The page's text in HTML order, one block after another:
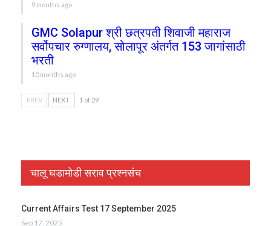
9 months ago
GMC Solapur श्री छत्रपती शिवाजी महाराज
सर्वोपचार रुग्णालय, सोलापूर अंतर्गत 153 जागांसाठी
भरती
10 months ago
PREV NEXT 1 of 29
चालू घडामोडी सराव प्रश्नसंच
Current Affairs Test 17 September 2025
Sep 17, 2025